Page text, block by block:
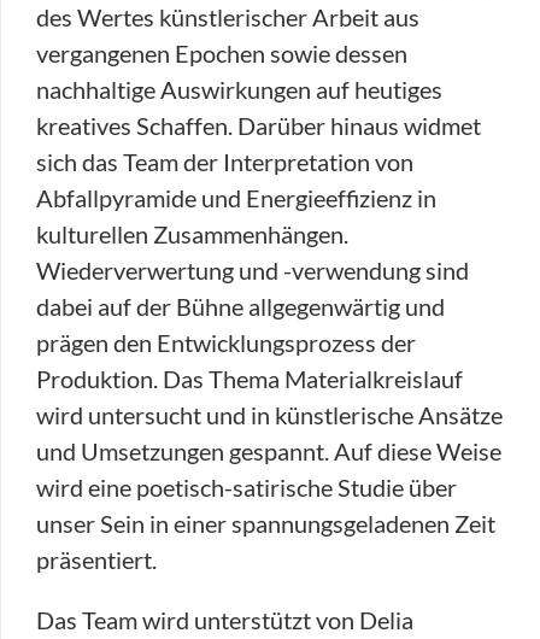
des Wertes künstlerischer Arbeit aus
vergangenen Epochen sowie dessen
nachhaltige Auswirkungen auf heutiges
kreatives Schaffen. Darüber hinaus widmet
sich das Team der Interpretation von
Abfallpyramide und Energieeffizienz in
kulturellen Zusammenhängen.
Wiederverwertung und -verwendung sind
dabei auf der Bühne allgegenwärtig und
prägen den Entwicklungsprozess der
Produktion. Das Thema Materialkreislauf
wird untersucht und in künstlerische Ansätze
und Umsetzungen gespannt. Auf diese Weise
wird eine poetisch-satirische Studie über
unser Sein in einer spannungsgeladenen Zeit
präsentiert.
Das Team wird unterstützt von Delia